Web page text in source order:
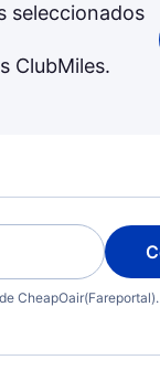
seleccionados
ClubMiles.
CheapOair(Fareportal).